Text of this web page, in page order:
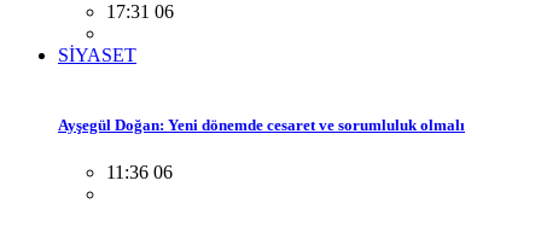
17:31 06
SİYASET
Ayşegül Doğan: Yeni dönemde cesaret ve sorumluluk olmalı
11:36 06